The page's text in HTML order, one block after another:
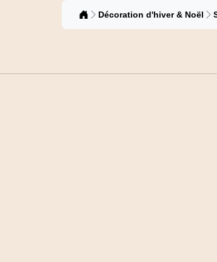
Catalogue
Décoration d'hiver & Noël